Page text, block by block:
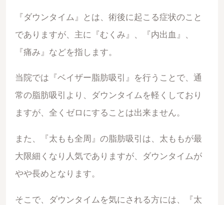
『ダウンタイム』とは、術後に起こる症状のこと
でありますが、主に『むくみ』、『内出血』、
『痛み』などを指します。
当院では『ベイザー脂肪吸引』を行うことで、通
常の脂肪吸引より、ダウンタイムを軽くしており
ますが、全くゼロにすることは出来ません。
また、『太もも全周』の脂肪吸引は、太ももが最
大限細くなり人気でありますが、ダウンタイムが
やや長めとなります。
そこで、ダウンタイムを気にされる方には、『太